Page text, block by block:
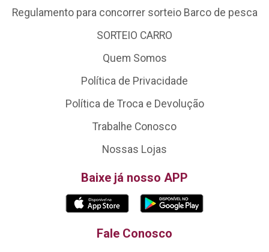
Regulamento para concorrer sorteio Barco de pesca
SORTEIO CARRO
Quem Somos
Política de Privacidade
Política de Troca e Devolução
Trabalhe Conosco
Nossas Lojas
Baixe já nosso APP
Fale Conosco